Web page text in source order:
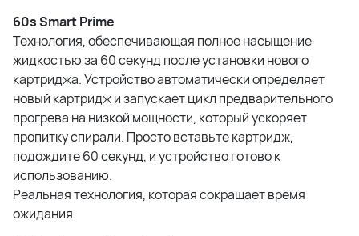
60s Smart Prime
Технология, обеспечивающая полное насыщение
жидкостью за 60 секунд после установки нового
картриджа. Устройство автоматически определяет
новый картридж и запускает цикл предварительного
прогрева на низкой мощности, который ускоряет
пропитку спирали. Просто вставьте картридж,
подождите 60 секунд, и устройство готово к
использованию.
Реальная технология, которая сокращает время
ожидания.